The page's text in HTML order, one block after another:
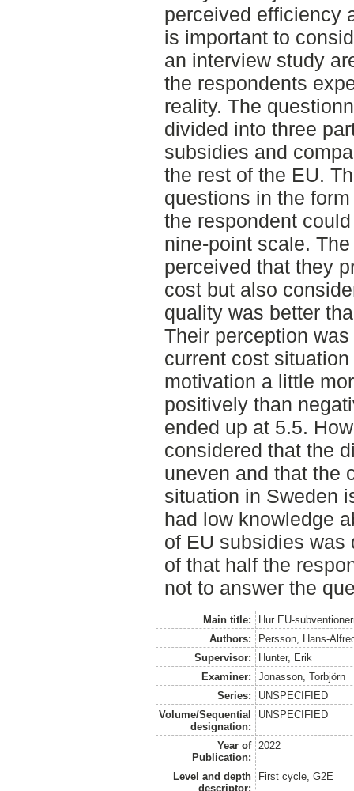
perceived efficiency
is important to
an interview study
the respondents
reality. The
divided into three
subsidies and
the rest of the EU.
questions in the
the respondent
nine-point scale.
perceived that they
cost but also
quality was better
Their perception
current cost
motivation a little
positively than
ended up at 5.5.
considered that the
uneven and that the
situation in Sweden
had low knowledge
of EU subsidies was
of that half the
not to answer the
Main title:
Hur EU-
Authors:
Persson, Hans-
Supervisor:
Hunter, Erik
Examiner:
Jonasson, Torbjörn
Series:
UNSPECIFIED
Volume/Sequential
designation:
UNSPECIFIED
Year of
Publication:
2022
Level and depth
descriptor:
First cycle, G2E